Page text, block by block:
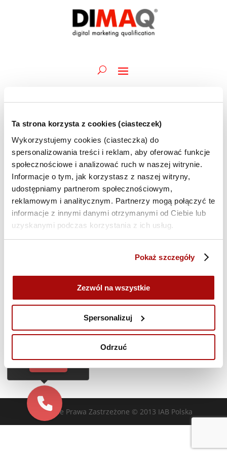
Ta strona korzysta z cookies (ciasteczek)
Wykorzystujemy cookies (ciasteczka) do
spersonalizowania treści i reklam, aby oferować funkcje
społecznościowe i analizować ruch w naszej witrynie.
Informacje o tym, jak korzystasz z naszej witryny,
udostępniamy partnerom społecznościowym,
reklamowym i analitycznym. Partnerzy mogą połączyć te
informacje z innymi danymi otrzymanymi od Ciebie lub
uzyskanymi podczas korzystania z ich usług.
Pokaż szczegóły
Zezwól na wszystkie
Spersonalizuj
Odrzuć
Wydarzenia
for
29
czerwca
2026
po
i
29.06.2026
Wybierz
datę.
10:00
Akademia DIMAQ Professional | A.Maciorowski
| 29.06-02.07 | szkolenie STACJONARNE
29 czerwca @ 10:00-2 lipca @ 16:30
Poprzedni dzień Następny dzień
Zasubskrybuj kalendarz
Wszelkie Prawa Zastrzeżone © 2013 IAB Polska
Cześć!
do Ciebie za darmo
TAK